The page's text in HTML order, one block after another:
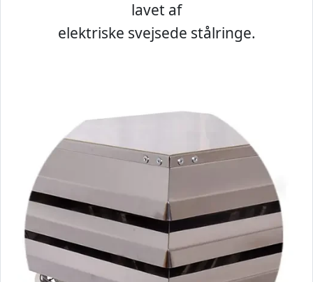
lavet af
elektriske svejsede stålringe.